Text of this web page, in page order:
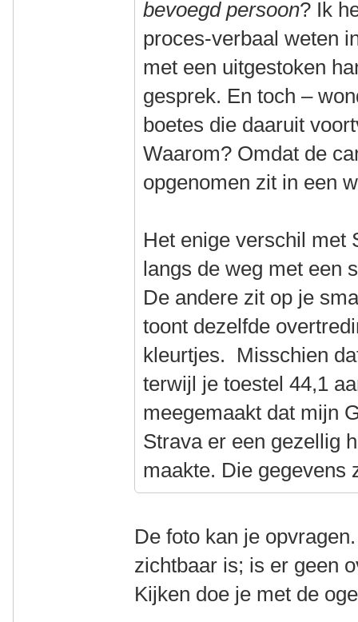
bevoegd persoon? Ik
proces-verbaal weten
met een uitgestoken
gesprek. En toch –
boetes die daaruit
Waarom? Omdat de
opgenomen zit in een
Het enige verschil met
langs de weg met een
De andere zit op je
toont dezelfde
kleurtjes. Misschien
terwijl je toestel 44,1
meegemaakt dat mijn
Strava er een gezellig
maakte. Die gegevens
De foto kan je
zichtbaar is; is er geen
Kijken doe je met de